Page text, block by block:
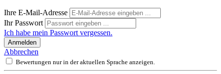
Ihre E-Mail-Adresse
Ihr Passwort
Ich habe mein Passwort vergessen.
Anmelden
Abbrechen
Bewertungen nur in der aktuellen Sprache anzeigen.